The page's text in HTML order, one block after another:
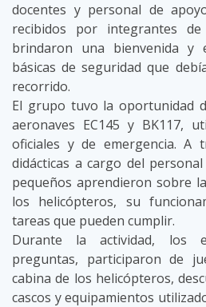
docentes y personal de
recibidos por integrantes
brindaron una bienvenida y
básicas de seguridad que
recorrido.
El grupo tuvo la oportunidad
aeronaves EC145 y BK117,
oficiales y de emergencia. A
didácticas a cargo del
pequeños aprendieron sobre
los helicópteros, su
tareas que pueden cumplir.
Durante la actividad, los
preguntas, participaron de
cabina de los helicópteros,
cascos y equipamientos